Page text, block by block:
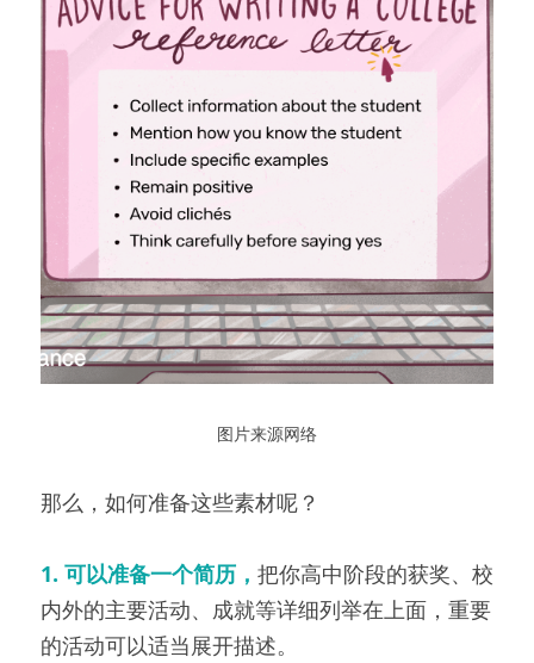
图片来源网络
那么，如何准备这些素材呢？
1. 可以准备一个简历， 把你高中阶段的获奖、校
内外的主要活动、成就等详细列举在上面，重要
的活动可以适当展开描述。